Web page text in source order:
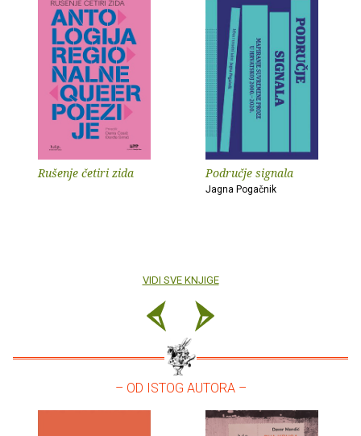
Rušenje četiri zida Područje signala
Jagna Pogačnik
VIDI SVE KNJIGE
– OD ISTOG AUTORA –